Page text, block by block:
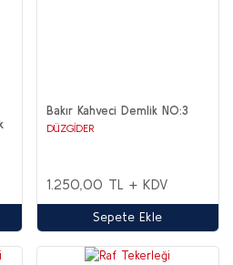
Bakır Kahveci Demlik NO:3
DÜZGİDER
1.250,00 TL + KDV
Sepete Ekle